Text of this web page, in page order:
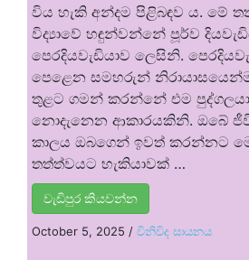
විය හැකි අන්දම පිළිබඳව ය. මේ
විද්‍යාවේ හඳුන්වන්නේ පූර්ව
පෙරදියවැඩියාව ලෙසිනි.
පෙළෙන සමහරුන් නිරායාසයෙන්ම
තුළට ගමන් කරන්නේ එම
නොදැනෙන ආකාරයකිනි. ඔබේ
කාලය ඔබගෙන් ඉවත් කරන්නට
තත්ත්වයට හැකියාවක් …
වැඩිපුර කියවන්න
October 5, 2025 / විනිවිද සායනය